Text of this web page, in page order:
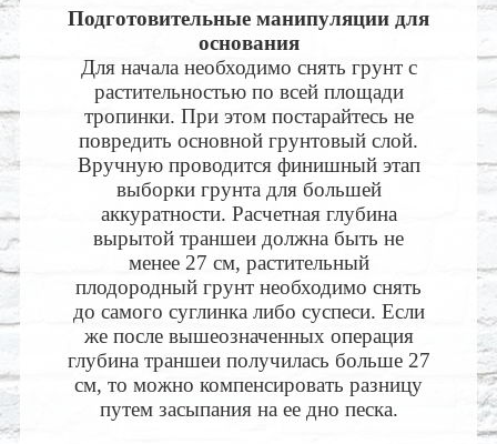
Подготовительные манипуляции для
основания
Для начала необходимо снять грунт с
растительностью по всей площади
тропинки. При этом постарайтесь не
повредить основной грунтовый слой.
Вручную проводится финишный этап
выборки грунта для большей
аккуратности. Расчетная глубина
вырытой траншеи должна быть не
менее 27 см, растительный
плодородный грунт необходимо снять
до самого суглинка либо суспеси. Если
же после вышеозначенных операция
глубина траншеи получилась больше 27
см, то можно компенсировать разницу
путем засыпания на ее дно песка.